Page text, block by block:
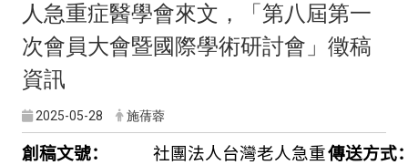
人急重症醫學會來文，「第八屆第一
次會員大會暨國際學術研討會」徵稿
資訊
2025-05-28 施蒨蓉
創稿文號：
社團法人台灣老人急重傳送方式